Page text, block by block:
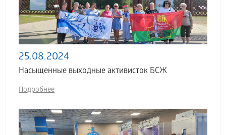
25.08.2024
Насыщенные выходные активисток БСЖ
Подробнее